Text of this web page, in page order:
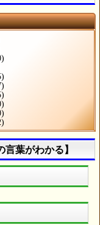
言葉がわかる】